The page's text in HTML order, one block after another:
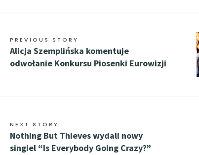
PREVIOUS STORY
Alicja Szemplińska komentuje
odwołanie Konkursu Piosenki Eurowizji
NEXT STORY
Nothing But Thieves wydali nowy
singiel “Is Everybody Going Crazy?”